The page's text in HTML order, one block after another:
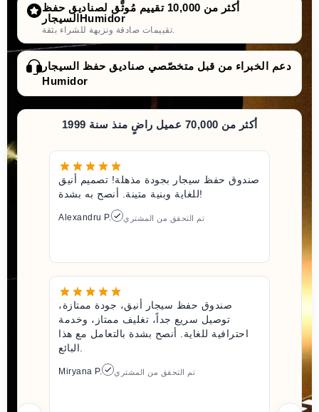
أكثر من 10,000 تقييم مُوثَّق لصناديق حفظ
السيجارHumidor
دعم الخبراء من قبل متخصّصي صناديق حفظ السيجار
Humidor
أكثر من 70,000 عميل راضٍ منذ سنة 1999
صندوق حفظ سيجار بجودة مذهلة! تصميم أنيق
للغاية وبنية متينة. أنصح به بشدة!
Alexandru P. تم التحقق من المشتري
صندوق حفظ سيجار أنيق، جودة ممتازة،
توصيل سريع جداً، تغليف ممتاز، وخدمة
احترافية للغاية. أنصح بشدة بالتعامل مع هذا
Miryana P. تم التحقق من المشتري